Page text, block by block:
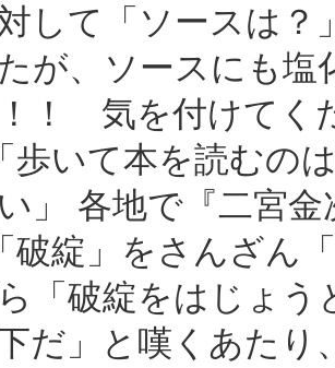
して「ソースは？
が、ソースにも
！ 気を付けてく
歩いて本を読むの
」 各地で『二宮
破綻」をさんざん
「破綻をはじょう
だ」と嘆くあたり